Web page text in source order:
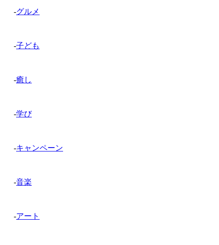
-グルメ
-子ども
-癒し
-学び
-キャンペーン
-音楽
-アート